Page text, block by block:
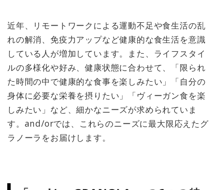
近年、リモートワークによる運動不足や食生活の乱
れの解消、免疫力アップなど健康的な食生活を意識
している人が増加しています。また、ライフスタイ
ルの多様化や好み、健康状態に合わせて、「限られ
た時間の中で健康的な食事を楽しみたい」「自分の
身体に必要な栄養を摂りたい」「ヴィーガン食を楽
しみたい」など、細かなニーズが求められていま
す。and/orでは、これらのニーズに最大限応えたグ
ラノーラをお届けします。